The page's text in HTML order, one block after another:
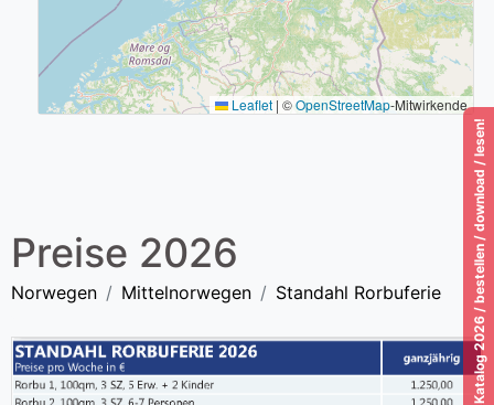
Katalog 2026 / bestellen / download / lesen!
Leaflet | ©OpenStreetMap-Mitwirkende
Preise 2026
Norwegen Mittelnorwegen Standahl Rorbuferie